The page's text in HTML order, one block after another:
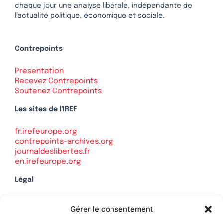
Gérer le consentement
chaque jour une analyse libérale, indépendante de
l’actualité politique, économique et sociale.
Contrepoints
Présentation
Recevez Contrepoints
Soutenez Contrepoints
Les sites de l'IREF
fr.irefeurope.org
contrepoints-archives.org
journaldeslibertes.fr
en.irefeurope.org
Légal
Politique de confidentialité